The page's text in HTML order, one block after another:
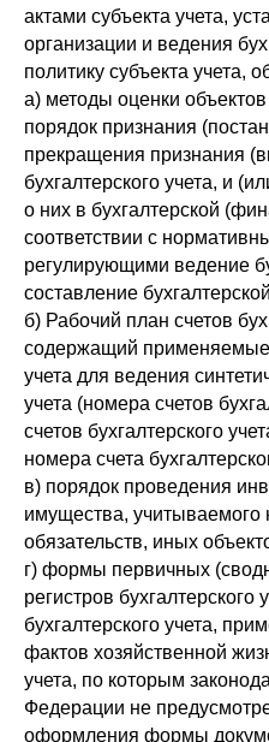
актами субъекта учета,
организации и ведения
политику субъекта учета,
а) методы оценки объектов
порядок признания
прекращения признания
бухгалтерского учета, и
о них в бухгалтерской
соответствии с
регулирующими ведение
составление
б) Рабочий план счетов
содержащий применяемые
учета для ведения
учета (номера счетов
счетов бухгалтерского
номера счета
в) порядок проведения
имущества, учитываемого
обязательств, иных
г) формы первичных
регистров бухгалтерского
бухгалтерского учета,
фактов хозяйственной
учета, по которым
Федерации не
оформления формы